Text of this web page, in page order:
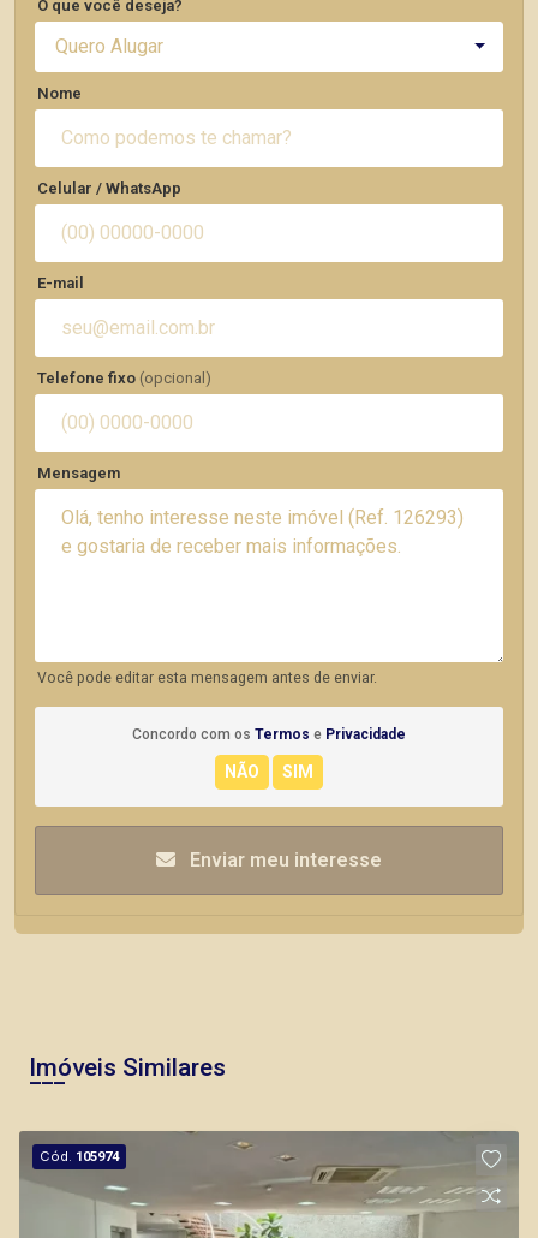
O que você deseja?
Quero Alugar
Nome
Celular / WhatsApp
E-mail
Telefone fixo (opcional)
Mensagem
Você pode editar esta mensagem antes de enviar.
Concordo com os Termos e Privacidade
Enviar meu interesse
Imóveis Similares
Cód. 105974